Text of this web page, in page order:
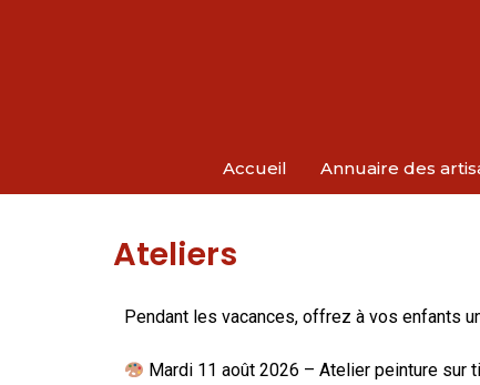
Accueil Annuaire des
Ateliers
Pendant les vacances, offrez à vos enfants
Mardi 11 août 2026 – Atelier peinture sur